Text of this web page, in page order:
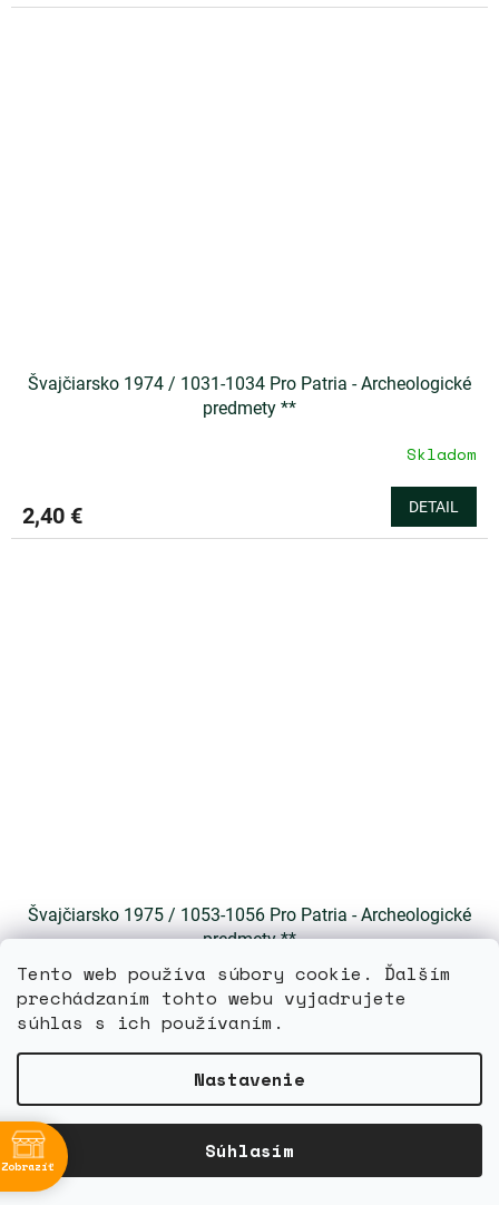
Tento web používa súbory cookie. Ďalším
prechádzaním tohto webu vyjadrujete
súhlas s ich používaním.
Nastavenie
Súhlasím
Švajčiarsko 1974 / 1031-1034 Pro Patria - Archeologické
predmety **
Skladom
2,40 € DETAIL
Švajčiarsko 1975 / 1053-1056 Pro Patria - Archeologické
predmety **
Skladom
2,80 €
Zobraziť